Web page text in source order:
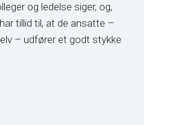
og ledelse siger, og,
tillid til, at de ansatte –
– udfører et godt stykke